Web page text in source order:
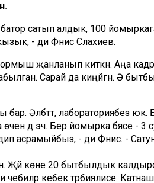
сатып алдык, 100
- ди Фәнис Сәлахиев.
җанланып киткән. Аңа
Сарай да киңәйгән. Ә
Әлбәттә, лабораториябез юк.
дә эчә. Бер йомырка бәясе - 3
асрамыйбыз, - ди Фәнис. -
Җәй көне 20 бытбылдык
чебиләр кебек тәрбиялисе.